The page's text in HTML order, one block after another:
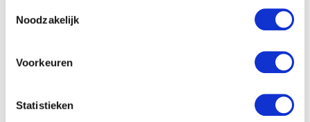
Noodzakelijk
Voorkeuren
Statistieken